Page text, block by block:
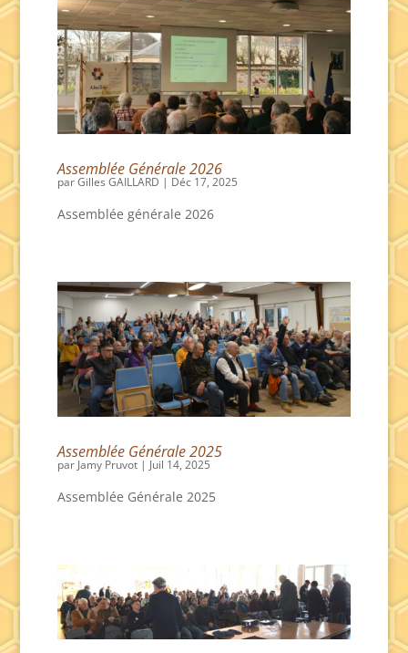
Assemblée Générale 2026
parGilles GAILLARD | Déc 17, 2025
Assemblée générale 2026
Assemblée Générale 2025
par Jamy Pruvot| Juil 14, 2025
Assemblée Générale 2025